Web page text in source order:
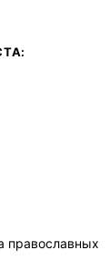
православных